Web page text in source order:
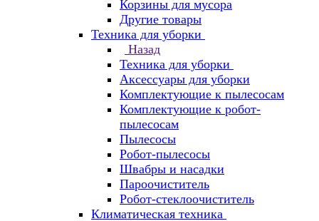
Корзины для мусора
Другие товары
Техника для уборки
Назад
Техника для уборки
Аксессуары для уборки
Комплектующие к пылесосам
Комплектующие к робот-
пылесосам
Пылесосы
Робот-пылесосы
Швабры и насадки
Пароочиститель
Робот-стеклоочиститель
Климатическая техника